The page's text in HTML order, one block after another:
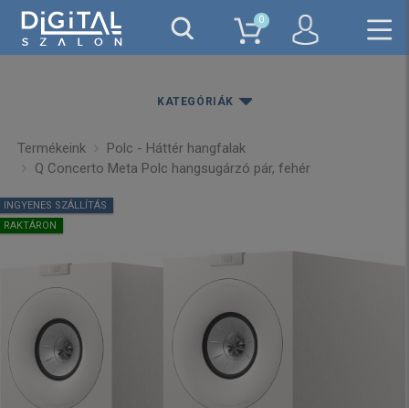
0
KATEGÓRIÁK
Termékeink
Polc - Háttér hangfalak
Q Concerto Meta Polc hangsugárzó pár, fehér
INGYENES SZÁLLÍTÁS
RAKTÁRON